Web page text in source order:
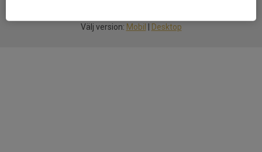
Välj version: Mobil Desktop